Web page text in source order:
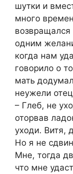
шутки и
много
одним
когда нам
говорило о
мать
неужели
– Глеб, не
оторвав
уходи. Витя,
Но я не
Мне, тогда
что мне